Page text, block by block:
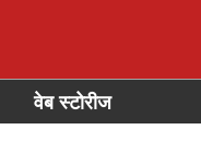
वेब स्टोरीज